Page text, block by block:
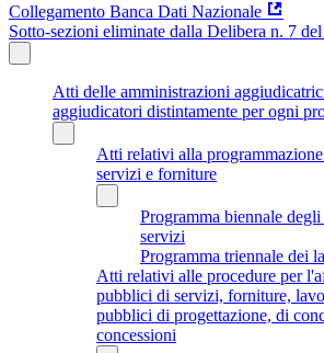
Collegamento Banca Dati Nazionale
Sotto-sezioni eliminate dalla Delibera n. 7
Atti delle amministrazioni
aggiudicatori distintamente per ogni
Atti relativi alla
servizi e forniture
Programma biennale
servizi
Programma triennale dei
Atti relativi alle procedure per
pubblici di servizi, forniture,
pubblici di progettazione, di
concessioni